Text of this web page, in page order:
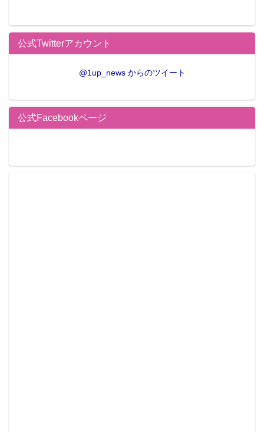
公式Twitterアカウント
@1up_news からのツイート
公式Facebookページ